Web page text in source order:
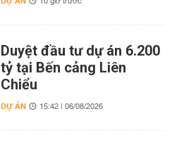
Duyệt đầu tư dự án 6.200
tỷ tại Bến cảng Liên
Chiểu
DỰ ÁN 15:42 | 06/08/2026